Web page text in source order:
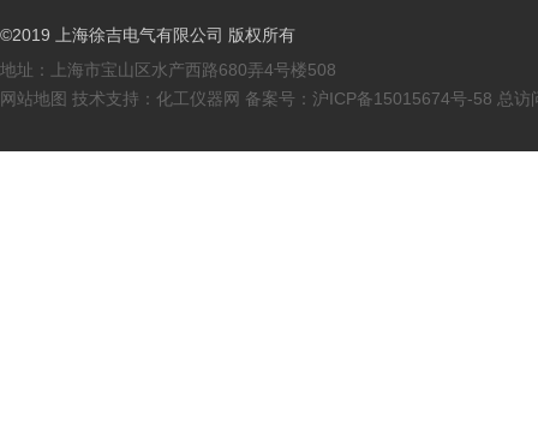
©2019 上海徐吉电气有限公司 版权所有
地址：上海市宝山区水产西路680弄4号楼508
网站地图 技术支持： 化工仪器网 备案号： 沪ICP备15015674号-58 总访